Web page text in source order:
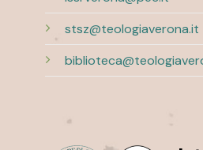
stsz@teologiaverona.it